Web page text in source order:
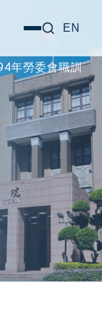
選
EN
年勞委會職訓